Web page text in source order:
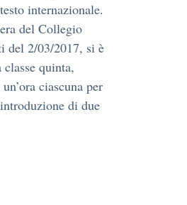
internazionale.
del Collegio
del 2/03/2017, si è
quinta,
ciascuna per
di due